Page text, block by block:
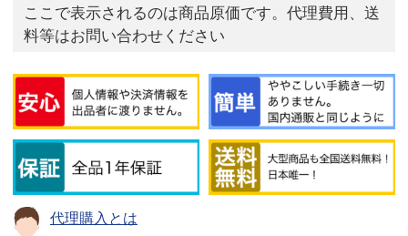
ここで表示されるのは商品原価です。代理費用、送
料等はお問い合わせください
代理購入とは